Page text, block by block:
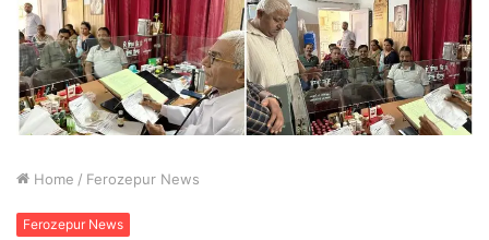
Home / Ferozepur News
Ferozepur News